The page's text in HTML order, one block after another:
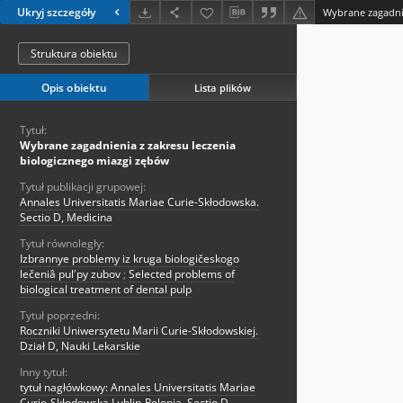
Ukryj szczegóły
Struktura obiektu
Opis obiektu Lista plików
Tytuł:
Wybrane zagadnienia z zakresu leczenia
biologicznego miazgi zębów
Tytuł publikacji grupowej:
Annales Universitatis Mariae Curie-Skłodowska.
Sectio D, Medicina
Tytuł równoległy:
Izbrannye problemy iz kruga biologičeskogo
lečeniâ pulʹpy zubov ; Selected problems of
biological treatment of dental pulp
Tytuł poprzedni:
Roczniki Uniwersytetu Marii Curie-Skłodowskiej.
Dział D, Nauki Lekarskie
Inny tytuł:
tytuł nagłówkowy: Annales Universitatis Mariae